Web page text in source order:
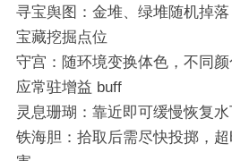
寻宝舆图：金堆、绿堆随机掉
宝藏挖掘点位
守宫：随环境变换体色，不同
应常驻增益 buff
灵息珊瑚：靠近即可缓慢恢复
铁海胆：拾取后需尽快投掷，